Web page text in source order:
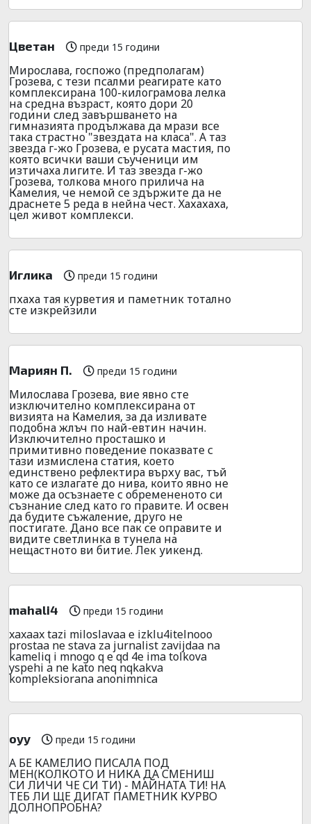
Цветан преди 15 години
Мирослава, госпожо (предполагам)
Грозева, с тези псалми реагирате като
комплексирана 100-килограмова лелка
на средна възраст, която дори 20
години след завършването на
гимназията продължава да мрази все
така страстно "звездата на класа". А таз
звезда г-жо Грозева, е русата мастия, по
която всички ваши съученици им
изтичаха лигите. И таз звезда г-жо
Грозева, толкова много прилича на
Камелия, че немой се здържите да не
драснете 5 реда в нейна чест. Хахахаха,
цел живот комплекси.
Иглика преди 15 години
пхаха тая курветия и паметник тотално
сте изкрейзили
Мариян П. преди 15 години
Милослава Грозева, вие явно сте
изключително комплексирана от
визията на Камелия, за да изливате
подобна жлъч по най-евтин начин.
Изключително просташко и
примитивно поведение показвате с
тази измислена статия, което
единствено рефлектира върху вас, тъй
като се излагате до нива, които явно не
може да осъзнаете с обремененото си
съзнание след като го правите. И освен
да будите съжаление, друго не
постигате. Дано все пак се оправите и
видите светлинка в тунела на
нещастното ви битие. Лек уикенд.
mahali4 преди 15 години
xaxaax tazi miloslavaa e izklu4itelnooo
prostaa ne stava za jurnalist zavijdaa na
kameliq i mnogo q e qd 4e ima tolkova
yspehi a ne kato neq nqkakva
kompleksiorana anonimnica
оуу преди 15 години
А БЕ КАМЕЛИО ПИСАЛА ПОД
МЕН(КОЛКОТО И НИКА ДА СМЕНИШ
СИ ЛИЧИ ЧЕ СИ ТИ) - МАЙНАТА ТИ! НА
ТЕБ ЛИ ЩЕ ДИГАТ ПАМЕТНИК КУРВО
ДОЛНОПРОБНА?